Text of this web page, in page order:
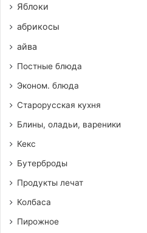
Яблоки
абрикосы
айва
Постные блюда
Эконом. блюда
Старорусская кухня
Блины, оладьи, вареники
Кекс
Бутерброды
Продукты лечат
Колбаса
Пирожное